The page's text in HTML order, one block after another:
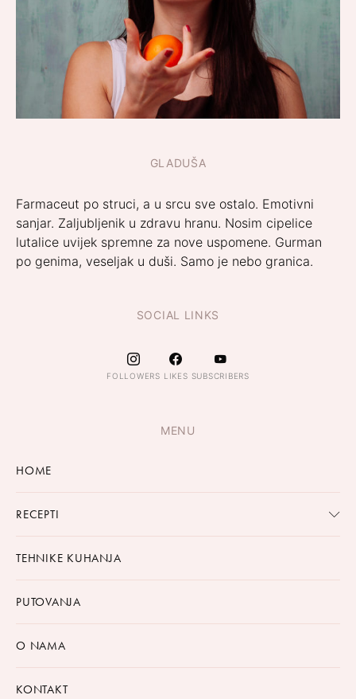
GLADUŠA
Farmaceut po struci, a u srcu sve ostalo. Emotivni
sanjar. Zaljubljenik u zdravu hranu. Nosim cipelice
lutalice uvijek spremne za nove uspomene. Gurman
po genima, veseljak u duši. Samo je nebo granica.
SOCIAL LINKS
FOLLOWERS LIKES SUBSCRIBERS
MENU
HOME
RECEPTI
TEHNIKE KUHANJA
PUTOVANJA
O NAMA
KONTAKT